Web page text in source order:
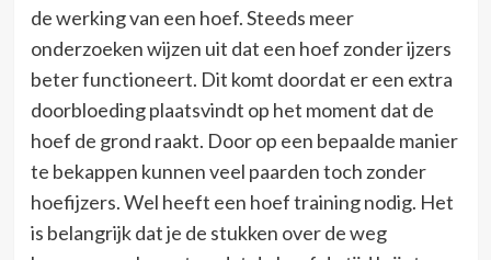
de werking van een hoef. Steeds meer
onderzoeken wijzen uit dat een hoef zonder ijzers
beter functioneert. Dit komt doordat er een extra
doorbloeding plaatsvindt op het moment dat de
hoef de grond raakt. Door op een bepaalde manier
te bekappen kunnen veel paarden toch zonder
hoefijzers. Wel heeft een hoef training nodig. Het
is belangrijk dat je de stukken over de weg